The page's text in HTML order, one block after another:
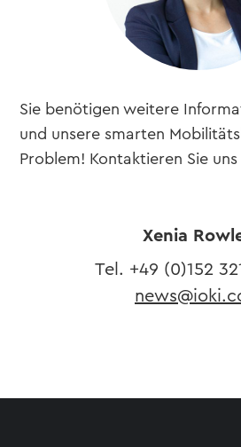
Sie benötigen weitere
und unsere smarten
Problem! Kontaktieren Sie
Xenia
Tel. ​+49 (0)152